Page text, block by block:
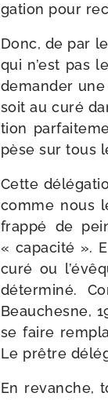
ga­tion pour
Donc, de par
qui n’est pas
deman­der
soit au curé
tion
pèse sur tous
Cette
comme nous
frap­pé de
« capa­ci­té ».
curé ou
déter­mi­né.
Beauchesne,
se faire
Le prêtre
En revanche,